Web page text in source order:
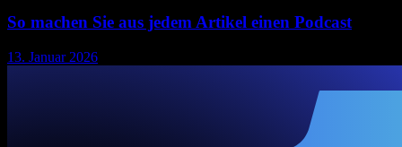
So machen Sie aus jedem Artikel einen Podcast
13. Januar 2026